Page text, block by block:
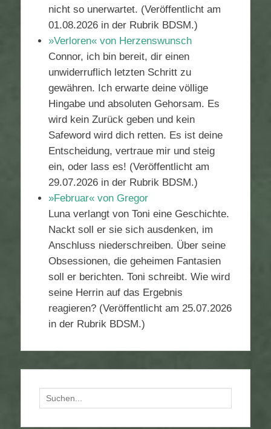
nicht so unerwartet. (Veröffentlicht am
01.08.2026 in der Rubrik BDSM.)
»Verloren« von Herzenswunsch
Connor, ich bin bereit, dir einen
unwiderruflich letzten Schritt zu
gewähren. Ich erwarte deine völlige
Hingabe und absoluten Gehorsam. Es
wird kein Zurück geben und kein
Safeword wird dich retten. Es ist deine
Entscheidung, vertraue mir und steig
ein, oder lass es! (Veröffentlicht am
29.07.2026 in der Rubrik BDSM.)
»Februar« von Gregor
Luna verlangt von Toni eine Geschichte.
Nackt soll er sie sich ausdenken, im
Anschluss niederschreiben. Über seine
Obsessionen, die geheimen Fantasien
soll er berichten. Toni schreibt. Wie wird
seine Herrin auf das Ergebnis
reagieren? (Veröffentlicht am 25.07.2026
in der Rubrik BDSM.)
Suchen
nach: